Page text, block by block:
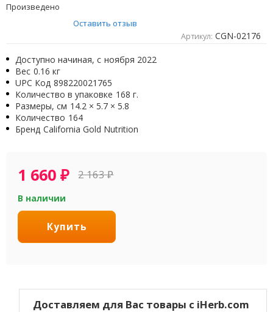
Произведено
Оставить отзыв
Артикул: CGN-02176
Доступно начиная, с ноября 2022
Вес 0.16 кг
UPC Код 898220021765
Количество в упаковке 168 г.
Размеры, см 14.2 × 5.7 × 5.8
Количество 164
Бренд California Gold Nutrition
1 660₽ 2 163₽
В наличии
Купить
Доставляем для Вас товары с iHerb.com